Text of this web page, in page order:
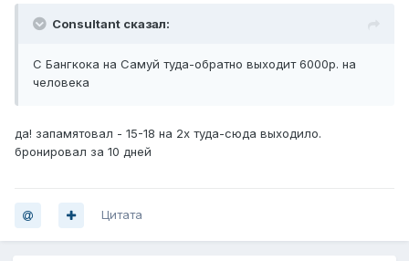
Consultant сказал:
С Бангкока на Самуй туда-обратно выходит 6000р. на
человека
да! запамятовал - 15-18 на 2х туда-сюда выходило.
бронировал за 10 дней
Цитата